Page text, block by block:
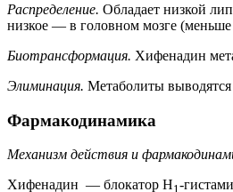
Распределение. Обладает низкой
низкое — в головном мозге (меньше
Биотрансформация. Хифенадин
Элиминация. Метаболиты
Фармакодинамика
Механизм действия и
Хифенадин — блокатор Н1-